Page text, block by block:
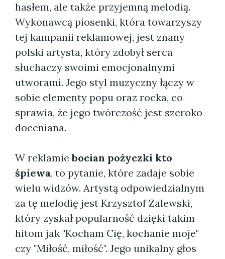
hasłem, ale także przyjemną melodią.
Wykonawcą piosenki, która towarzyszy
tej kampanii reklamowej, jest znany
polski artysta, który zdobył serca
słuchaczy swoimi emocjonalnymi
utworami. Jego styl muzyczny łączy w
sobie elementy popu oraz rocka, co
sprawia, że jego twórczość jest szeroko
doceniana.
W reklamiebocian pożyczki kto
śpiewa, to pytanie, które zadaje sobie
wielu widzów. Artystą odpowiedzialnym
za tę melodię jest Krzysztof Zalewski,
który zyskał popularność dzięki takim
hitom jak "Kocham Cię, kochanie moje"
czy "Miłość, miłość". Jego unikalny głos